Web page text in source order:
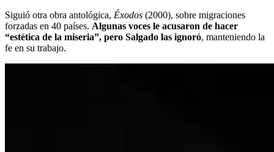
Siguió otra obra antológica, Éxodos (2000), sobre migraciones
forzadas en 40 países. Algunas voces le acusaron de hacer
“estética de la miseria”, pero Salgado las ignoró, manteniendo la
fe en su trabajo.